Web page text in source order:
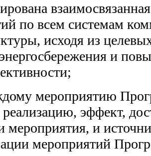
по всем системам
исходя из
и
мероприятию
реализацию, эффект,
мероприятия, и
мероприятий